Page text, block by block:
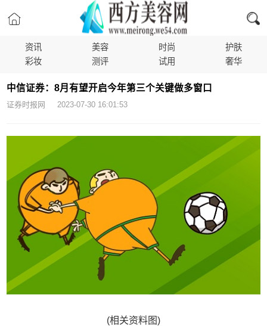
资讯 美容 时尚
护肤
彩妆
测评 试用 奢华
中信证券：8月有望开启今年第三个关键做多窗口
证券时报网 2023-07-30 16:01:53
(相关资料图)